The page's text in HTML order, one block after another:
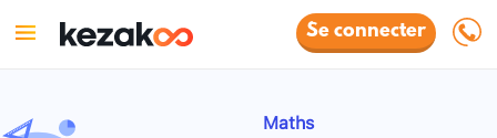
Se connecter
Maths